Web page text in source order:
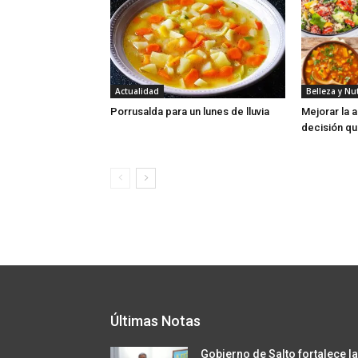
Actualidad
Porrusalda para un lunes de lluvia
Belleza y
Mejorar la
decisión
Últimas Notas
Gobierno de Salto fortalece la